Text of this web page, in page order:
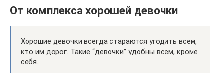
От комплекса хорошей девочки
Хорошие девочки всегда стараются угодить всем,
кто им дорог. Такие “девочки” удобны всем, кроме
себя.